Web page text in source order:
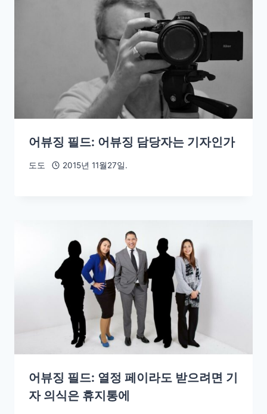
어뷰징 필드: 어뷰징 담당자는 기자인가
도도 2015년 11월27일.
어뷰징 필드: 열정 페이라도 받으려면 기
자 의식은 휴지통에